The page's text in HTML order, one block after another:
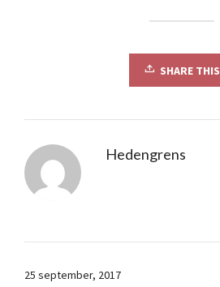
SHARE THIS
Hedengrens
25 september, 2017